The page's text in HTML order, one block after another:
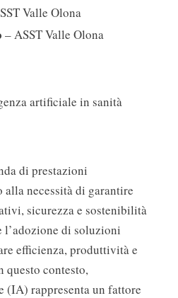
Valle Olona
– ASST Valle Olona
artificiale in sanità
di prestazioni
necessità di garantire
sicurezza e sostenibilità
di soluzioni
efficienza, produttività e
questo contesto,
rappresenta un fattore